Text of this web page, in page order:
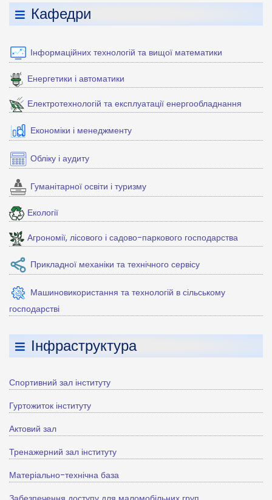
Кафедри
Інформаційних технологій та вищої математики
Енергетики і автоматики
Електротехнологій та експлуатації енергообладнання
Економіки і менеджменту
Обліку і аудиту
Гуманітарної освіти і туризму
Екології
Агрономії, лісового і садово-паркового господарства
Прикладної механіки та технічного сервісу
Машиновикористання та технологій в сільському
господарстві
Інфраструктура
Спортивний зал інституту
Гуртожиток інституту
Актовий зал
Тренажерний зал інституту
Матеріально-технічна база